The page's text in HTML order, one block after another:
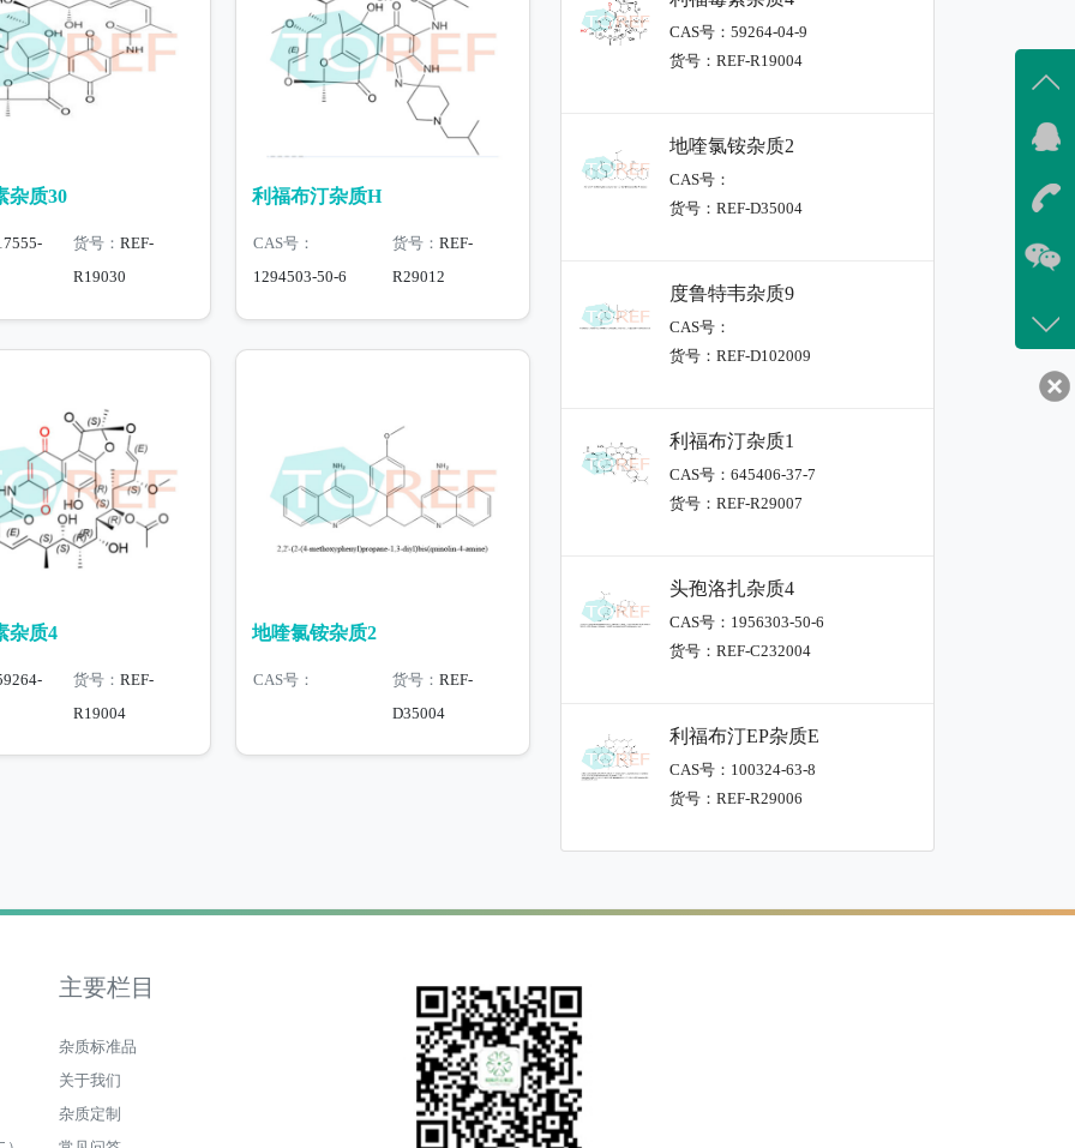
杂质30
货号： REF-
R19030
利福布汀杂质H
CAS号：
1294503-50-6
货号： REF-
R29012
杂质4
货号： REF-
R19004
地喹氯铵杂质2
CAS号： 货号： REF-
D35004
CAS号：59264-04-9
货号：REF-R19004
地喹氯铵杂质2
CAS号：
货号：REF-D35004
度鲁特韦杂质9
CAS号：
货号：REF-D102009
利福布汀杂质1
CAS号：645406-37-7
货号：REF-R29007
头孢洛扎杂质4
CAS号：1956303-50-6
货号：REF-C232004
利福布汀EP杂质E
CAS号：100324-63-8
货号：REF-R29006
主要栏目
杂质标准品
关于我们
杂质定制